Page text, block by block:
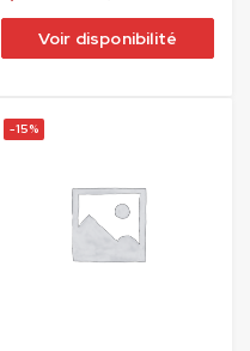
Voir disponibilité
-15%